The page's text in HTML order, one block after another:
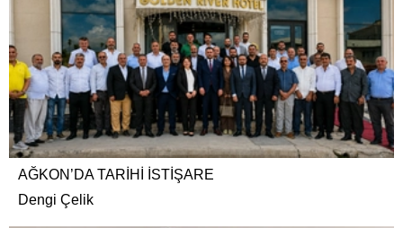
AĞKON’DA TARİHİ İSTİŞARE
Dengi Çelik